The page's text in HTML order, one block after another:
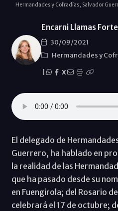
Hermandades y Cofradías, Salvador
Encarni Llamas
30/09/2021
Hermandades y
X
El delegado de
Guerrero, ha hablado en
la realidad de las
que ha pasado desde su
en Fuengirola; del Rosario
celebrará el 17 de octubre;